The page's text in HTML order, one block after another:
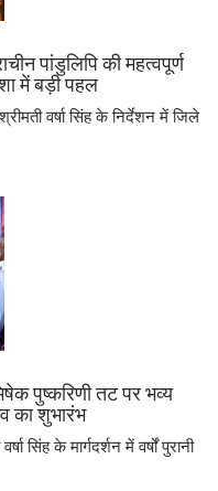
पांडुलिपि की महत्वपूर्ण
में बड़ी पहल
वर्षा सिंह के निर्देशन में जिले
पुष्करिणी तट पर भव्य
का शुभारंभ
सिंह के मार्गदर्शन में वर्षों पुरानी